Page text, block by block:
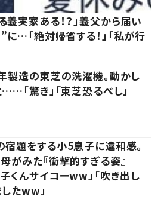
義実家ある！？」義父から届い
…「絶対帰省する！」「私が行
製造の東芝の洗濯機。動かし
「驚き」「東芝恐るべし」
宿題をする小5息子に違和感。
がみた『衝撃的すぎる姿』
くんサイコーww」「吹き出し
たww」